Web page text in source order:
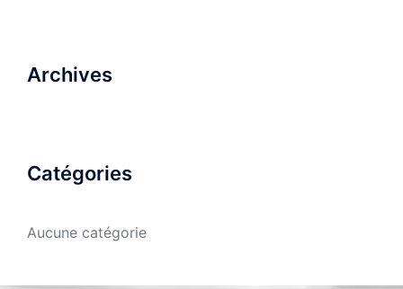
Archives
Catégories
Aucune catégorie